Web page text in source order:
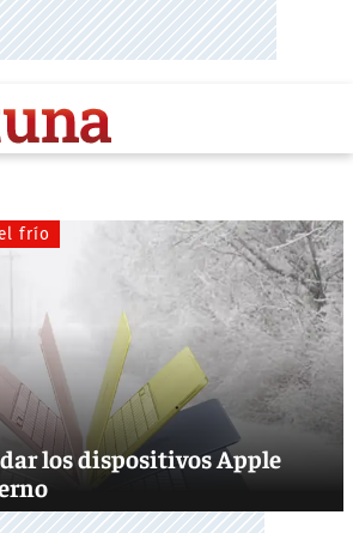
frío
los dispositivos Apple